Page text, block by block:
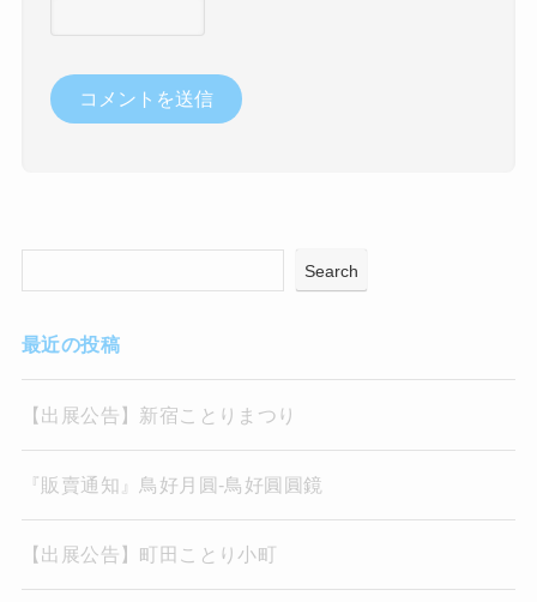
Search
最近の投稿
【出展公告】新宿ことりまつり
『販賣通知』鳥好月圓-鳥好圓圓鏡
【出展公告】町田ことり小町